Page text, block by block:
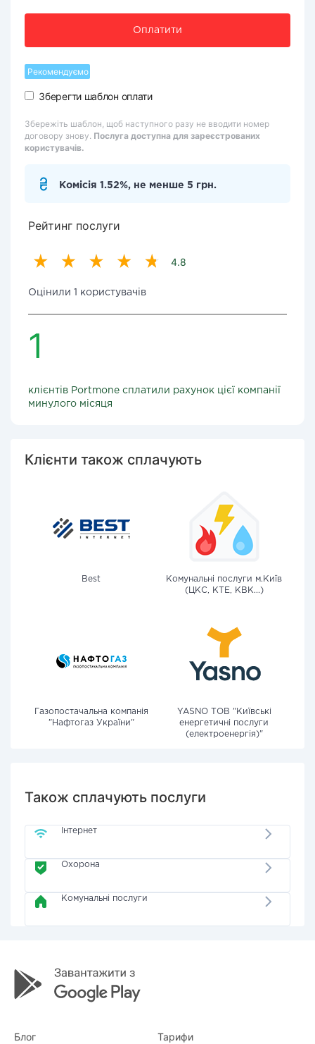
Оплатити
Рекомендуємо
Зберегти шаблон оплати
Збережіть шаблон, щоб наступного разу не вводити номер
договору знову. Послуга доступна для зареєстрованих
користувачів.
Комісія 1.52%, не менше 5 грн.
Рейтинг послуги
4.8
Оцінили 1 користувачів
1
клієнтів Portmone сплатили рахунок цієї компанії
минулого місяця
Клієнти також сплачують
Best
Комунальні послуги м.Київ
(ЦКС, КТЕ, КВК...)
Газопостачальна компанія
"Нафтогаз України"
YASNO ТОВ "Київські
енергетичні послуги
(електроенергія)"
Також сплачують послуги
Інтернет
Охорона
Комунальні послуги
Блог Тарифи